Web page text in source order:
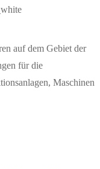
auf dem Gebiet der
für die
Maschinen